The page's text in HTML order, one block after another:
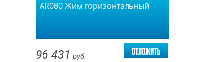
AR080 Жим горизонтальный
96 431 руб. отложить